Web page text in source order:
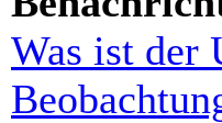
Was ist der